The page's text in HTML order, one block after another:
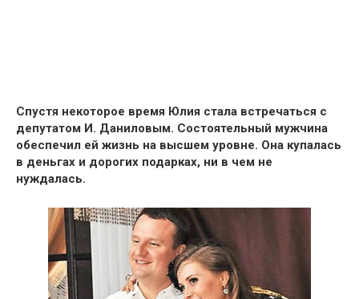
Спустя некоторое время Юлия стала встречаться с
депутатом И. Даниловым. Состоятельный мужчина
обеспечил ей жизнь на высшем уровне. Она купалась
в деньгах и дорогих подарках, ни в чем не
нуждалась.